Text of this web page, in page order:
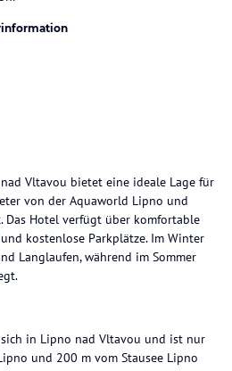
Vltavou bietet eine ideale Lage für
von der Aquaworld Lipno und
Das Hotel verfügt über komfortable
kostenlose Parkplätze. Im Winter
Langlaufen, während im Sommer
in Lipno nad Vltavou und ist nur
und 200 m vom Stausee Lipno